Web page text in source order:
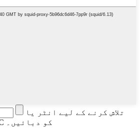
تلاش کرنے کے لیے انٹر یا
بند کرنے کے لیے ESC کو دبائیں۔